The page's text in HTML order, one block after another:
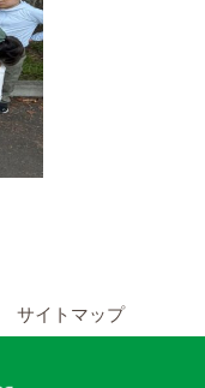
サイトマップ